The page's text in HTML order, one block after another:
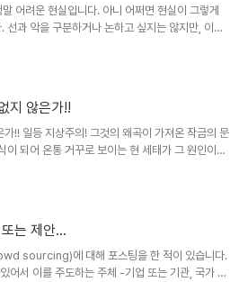
기는 결코 쉽지 않습니다. ▲ 사람은 각자 환경에
어려운 현실입니다. 아니 어쩌면 현실이 그렇게
선과 악을 구분하거나 논하고 싶지는 않지만, 이미
, 누구나 다 알고 있듯이 좋고 나쁨이란 각자가 갖
질이 무엇인지도 한번 생각해봐야 겠습니다. 몇 천
판치는 우리 현실에서는 그들을 도둑이라고 하지
지 않은가!!
!! 일등 지상주의! 그것의 왜곡이 가져온 작금의 문
이 되어 온통 거꾸로 보이는 현 세태가 그 원인이라
. 어느 것이든 잘 해야만 한다는... 그것도 함몰된
된다는 것에 있습니다. 무슨 말이냐면 줄 세우기의
수 있는 일이 아니거든요. 아무리 한들 안 ..
는 제안...
sourcing)에 대해 포스팅을 한 적이 있습니다.
어서 이를 주도하는 주체 -기업 또는 기관, 국가 업